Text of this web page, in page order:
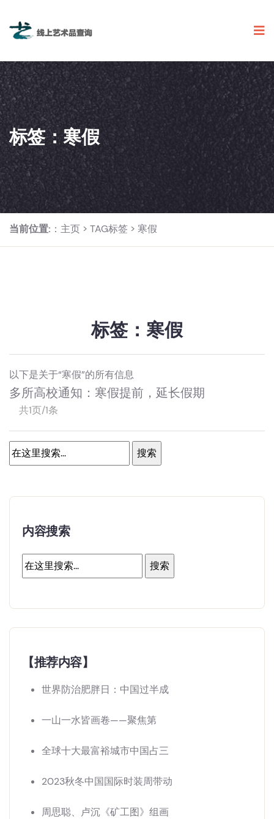
标签：寒假
当前位置: ： 主页 > TAG标签 > 寒假
标签：寒假
以下是关于“寒假”的所有信息
多所高校通知：寒假提前，延长假期
共1页/1条
内容搜索
【推荐内容】
世界防治肥胖日：中国过半成
一山一水皆画卷——聚焦第
全球十大最富裕城市中国占三
2023秋冬中国国际时装周带动
周思聪、卢沉《矿工图》组画